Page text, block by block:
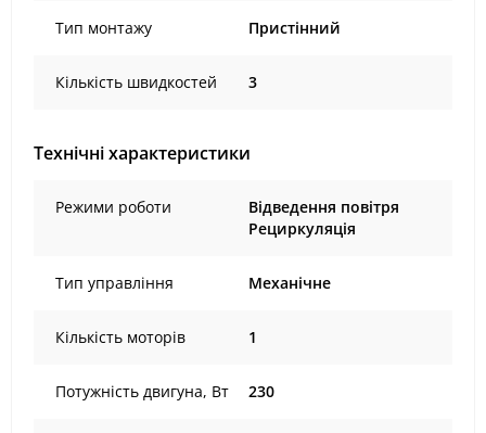
Тип монтажу Пристінний
Кількість швидкостей 3
Технічні характеристики
Режими роботи
Відведення повітря
Рециркуляція
Тип управління Механічне
Кількість моторів 1
Потужність двигуна, Вт 230